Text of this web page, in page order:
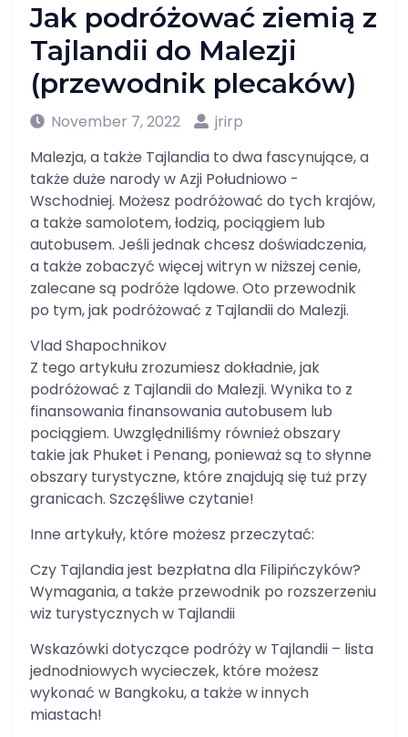
Jak podróżować ziemią z
Tajlandii do Malezji
(przewodnik plecaków)
November 7, 2022
jrirp
Malezja, a także Tajlandia to dwa fascynujące, a
także duże narody w Azji Południowo -
Wschodniej. Możesz podróżować do tych krajów,
a także samolotem, łodzią, pociągiem lub
autobusem. Jeśli jednak chcesz doświadczenia,
a także zobaczyć więcej witryn w niższej cenie,
zalecane są podróże lądowe. Oto przewodnik
po tym, jak podróżować z Tajlandii do Malezji.
Vlad Shapochnikov
Z tego artykułu zrozumiesz dokładnie, jak
podróżować z Tajlandii do Malezji. Wynika to z
finansowania finansowania autobusem lub
pociągiem. Uwzględniliśmy również obszary
takie jak Phuket i Penang, ponieważ są to słynne
obszary turystyczne, które znajdują się tuż przy
granicach. Szczęśliwe czytanie!
Inne artykuły, które możesz przeczytać:
Czy Tajlandia jest bezpłatna dla Filipińczyków?
Wymagania, a także przewodnik po rozszerzeniu
wiz turystycznych w Tajlandii
Wskazówki dotyczące podróży w Tajlandii – lista
jednodniowych wycieczek, które możesz
wykonać w Bangkoku, a także w innych
miastach!